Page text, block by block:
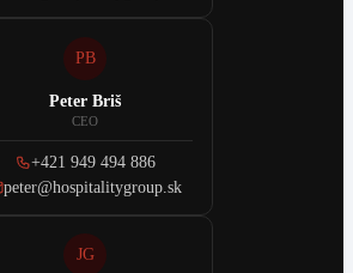
PB
Peter Briš
CEO
+421 949 494 886
peter@hospitalitygroup.sk
JG